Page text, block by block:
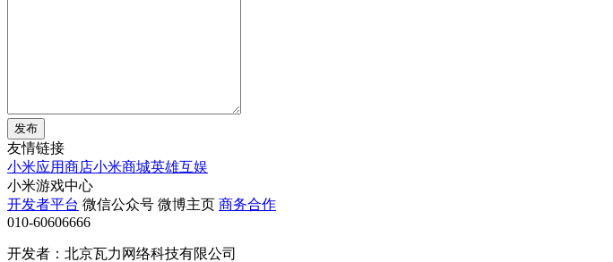
发布
友情链接
小米应用商店小米商城英雄互娱
小米游戏中心
开发者平台 微信公众号 微博主页 商务合作
010-60606666
开发者：北京瓦力网络科技有限公司